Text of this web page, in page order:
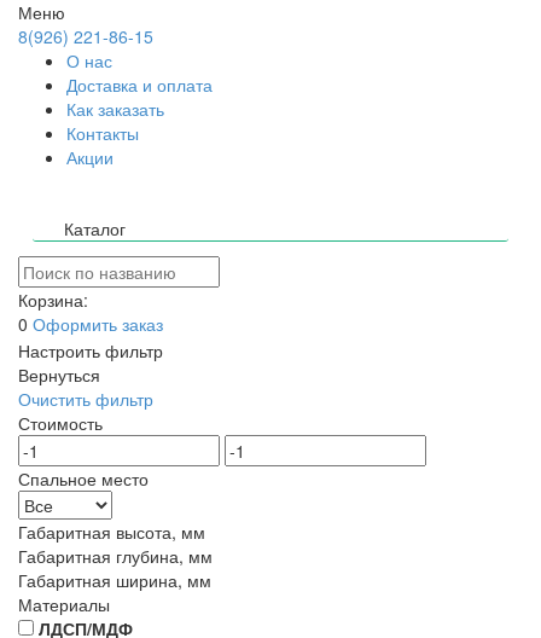
Меню
8(926) 221-86-15
О нас
Доставка и оплата
Как заказать
Контакты
Акции
Каталог
Корзина:
0 Оформить заказ
Настроить фильтр
Вернуться
Очистить фильтр
Стоимость
Спальное место
Габаритная высота, мм
Габаритная глубина, мм
Габаритная ширина, мм
Материалы
ЛДСП/МДФ